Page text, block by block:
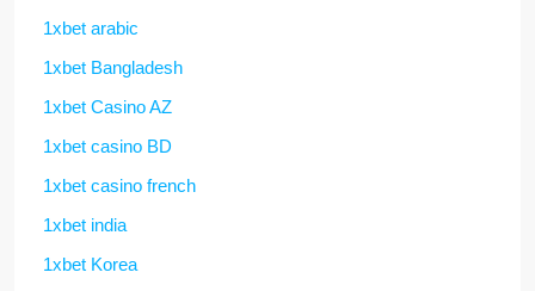
1xbet arabic
1xbet Bangladesh
1xbet Casino AZ
1xbet casino BD
1xbet casino french
1xbet india
1xbet Korea